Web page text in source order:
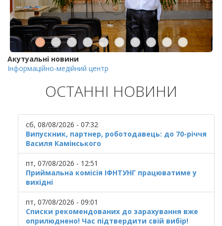
Акутуальні новини
Інформаційно-медійний центр
ОСТАННІ НОВИНИ
сб, 08/08/2026 - 07:32
Випускник, партнер, роботодавець: до 70-річчя
Василя Камінського
пт, 07/08/2026 - 12:51
Приймальна комісія ІФНТУНГ працюватиме у
вихідні
пт, 07/08/2026 - 09:01
Списки рекомендованих до зарахування вже
оприлюднено! Час підтвердити свій вибір!